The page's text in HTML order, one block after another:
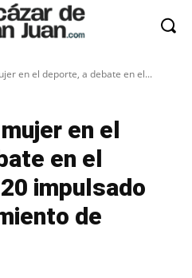
en el deporte, a debate en el...
en el
en el
impulsado
de